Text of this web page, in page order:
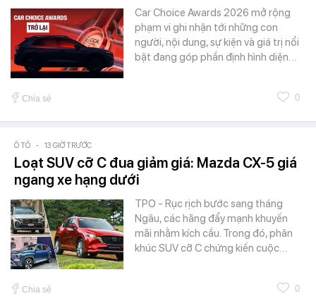
Car Choice Awards 2026 mở rộng
phạm vi ghi nhận tới những con
người, nội dung, sự kiện và giá trị nổi
bật đang góp phần định hình diện…
Chia sẻ 0
Ô TÔ - 13 GIỜ TRƯỚC
Loạt SUV cỡ C đua giảm giá: Mazda CX-5 giá
ngang xe hạng dưới
TPO - Rục rịch bước sang tháng
Ngâu, các hãng đẩy mạnh khuyến
mãi nhằm kích cầu. Trong đó, phân
khúc SUV cỡ C chứng kiến cuộc…
Chia sẻ 0